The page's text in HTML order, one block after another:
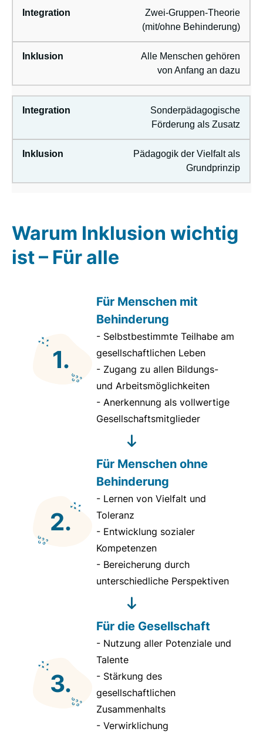
Zwei-Gruppen-Theorie
(mit/ohne Behinderung)
Alle Menschen gehören
von Anfang an dazu
Sonderpädagogische
Förderung als Zusatz
Pädagogik der Vielfalt als
Grundprinzip
Warum Inklusion wichtig
ist – Für alle
1.
Für Menschen mit
Behinderung
- Selbstbestimmte Teilhabe am
gesellschaftlichen Leben
- Zugang zu allen Bildungs-
und Arbeitsmöglichkeiten
- Anerkennung als vollwertige
Gesellschaftsmitglieder
2.
Für Menschen ohne
Behinderung
- Lernen von Vielfalt und
Toleranz
- Entwicklung sozialer
Kompetenzen
- Bereicherung durch
unterschiedliche Perspektiven
3.
Für die Gesellschaft
- Nutzung aller Potenziale und
Talente
- Stärkung des
gesellschaftlichen
Zusammenhalts
- Verwirklichung